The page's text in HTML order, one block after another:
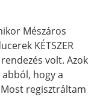
Mészáros
KÉTSZER
volt. Azok
hogy a
regisztráltam